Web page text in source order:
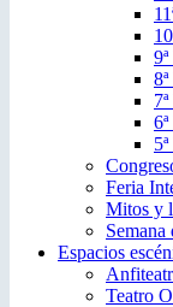
Feria
Mitos y
Espacios
Teatro